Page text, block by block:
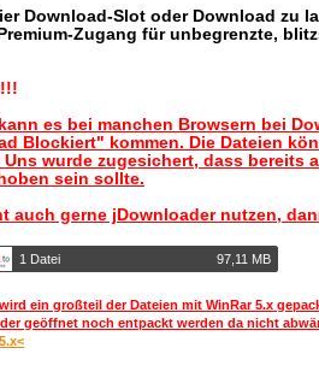
Download-Slot oder Download zu
Zugang für unbegrenzte,
es bei manchen Browsern bei
Blockiert" kommen. Die Dateien
Uns wurde zugesichert, dass bereits
sein sollte.
auch gerne jDownloader nutzen,
1 Datei 97,11 MB
ein großteil der Dateien mit WinRar 5.x
geöffnet noch entpackt werden da nicht